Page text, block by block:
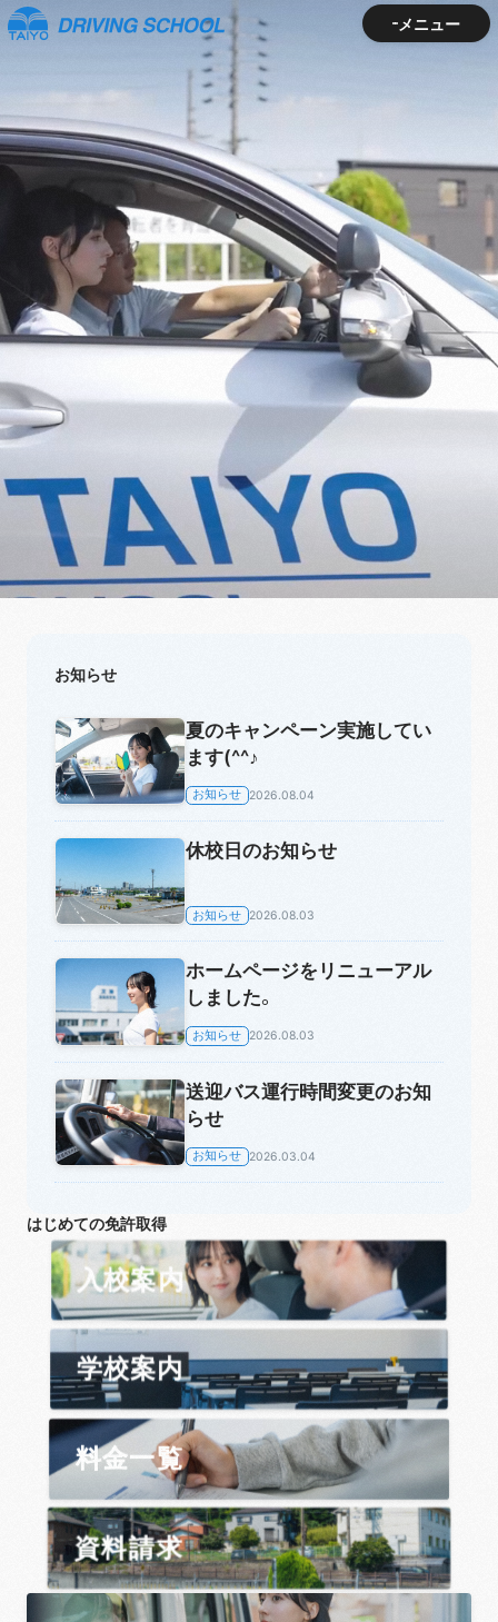
メニュー
メニュー
お知らせ
夏のキャンペーン実施してい
ます(^^♪
お知らせ 2026.08.04
休校日のお知らせ
お知らせ 2026.08.03
ホームページをリニューアル
しました。
お知らせ 2026.08.03
送迎バス運行時間変更のお知
らせ
お知らせ 2026.03.04
はじめての免許取得
入校案内
学校案内
料金一覧
資料請求